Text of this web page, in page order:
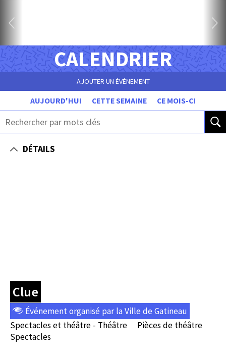
CALENDRIER
AJOUTER UN ÉVÉNEMENT
AUJOURD'HUI CETTE SEMAINE CE MOIS-CI
DÉTAILS
Clue
Événement organisé par la Ville de Gatineau
Spectacles et théâtre - Théâtre
Pièces de théâtre
Spectacles